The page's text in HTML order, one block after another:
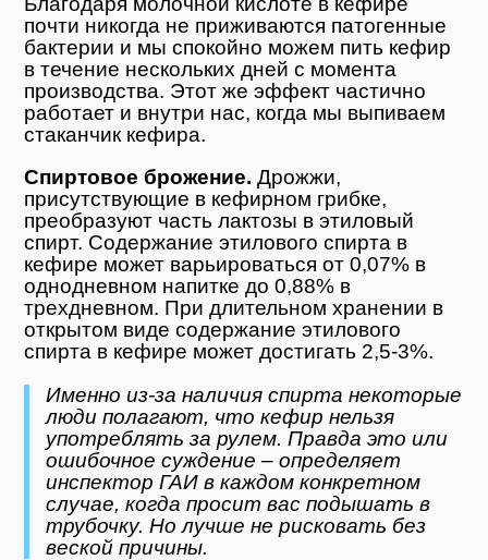
почти никогда не приживаются патогенные
бактерии и мы спокойно можем пить кефир
в течение нескольких дней с момента
производства. Этот же эффект частично
работает и внутри нас, когда мы выпиваем
стаканчик кефира.
Спиртовое брожение. Дрожжи,
присутствующие в кефирном грибке,
преобразуют часть лактозы в этиловый
спирт. Содержание этилового спирта в
кефире может варьироваться от 0,07% в
однодневном напитке до 0,88% в
трехдневном. При длительном хранении в
открытом виде содержание этилового
спирта в кефире может достигать 2,5-3%.
Именно из-за наличия спирта некоторые
люди полагают, что кефир нельзя
употреблять за рулем. Правда это или
ошибочное суждение – определяет
инспектор ГАИ в каждом конкретном
случае, когда просит вас подышать в
трубочку. Но лучше не рисковать без
веской причины.